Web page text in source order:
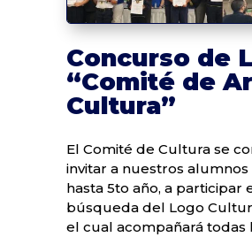
Concurso de
“Comité de
Cultura”
El Comité de Cultura se
invitar a nuestros
hasta 5to año, a participar
búsqueda del Logo
el cual acompañará todas